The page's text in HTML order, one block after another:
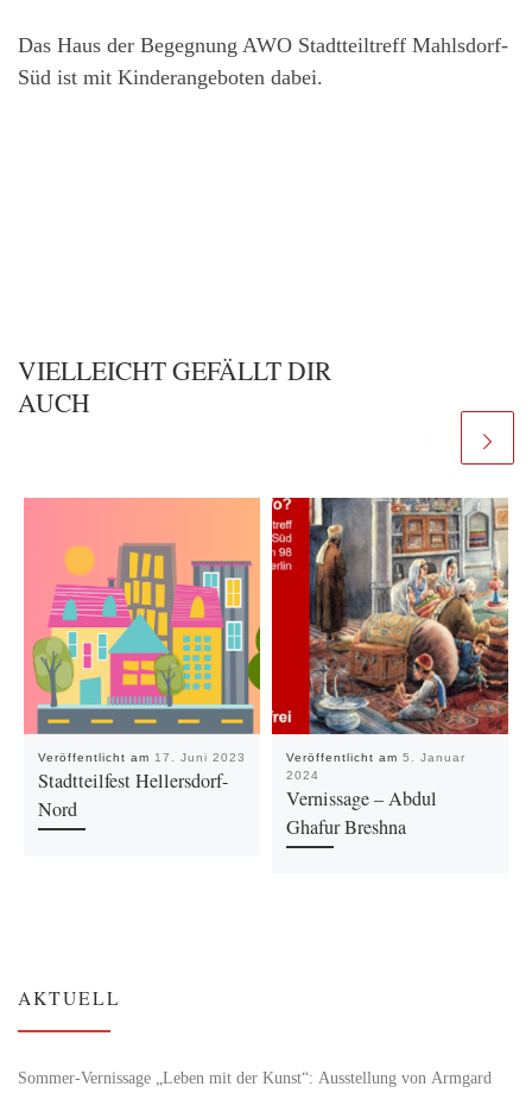
Das Haus der Begegnung AWO Stadtteiltreff Mahlsdorf-
Süd ist mit Kinderangeboten dabei.
VIELLEICHT GEFÄLLT DIR
AUCH
Veröffentlicht am 17. Juni 2023
Stadtteilfest Hellersdorf-
Nord
Veröffentlicht am 5. Januar
2024
Vernissage – Abdul
Ghafur Breshna
AKTUELL
Sommer-Vernissage „Leben mit der Kunst“: Ausstellung von Armgard